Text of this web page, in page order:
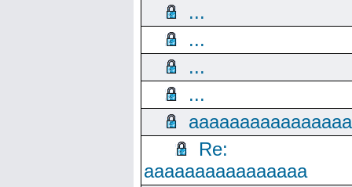
...
...
...
...
aaaaaaaaaaaaaaaa
Re:
aaaaaaaaaaaaaaaa